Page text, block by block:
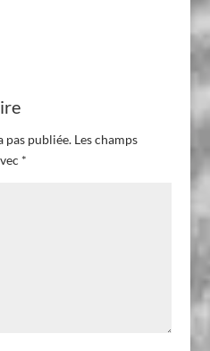
pas publiée. Les champs
*